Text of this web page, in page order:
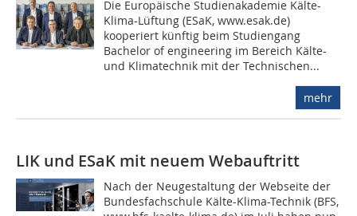
Die Europäische Studienakademie Kälte-
Klima-Lüftung (ESaK, www.esak.de)
kooperiert künftig beim Studiengang
Bachelor of engineering im Bereich Kälte-
und Klimatechnik mit der Technischen...
mehr
LIK und ESaK mit neuem Webauftritt
Nach der Neugestaltung der Webseite der
Bundesfachschule Kälte-Klima-Technik (BFS,